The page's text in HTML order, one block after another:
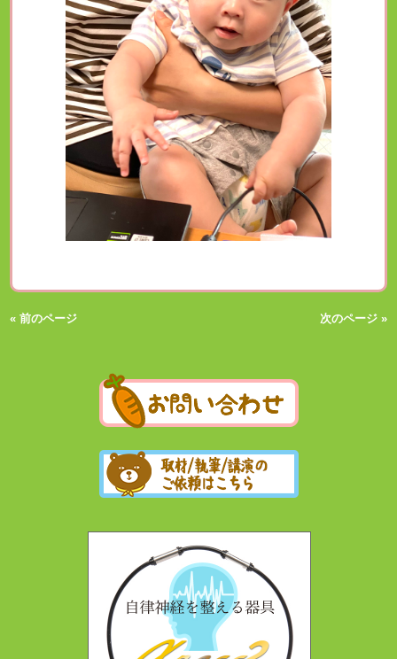
« 前のページ 次のページ »